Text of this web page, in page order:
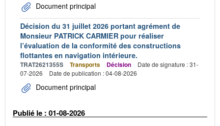
Document principal
Décision du 31 juillet 2026 portant agrément de
Monsieur PATRICK CARMIER pour réaliser
l’évaluation de la conformité des constructions
flottantes en navigation intérieure.
TRAT2621355S Transports Décision
Date de signature : 31-
07-2026
Date de publication : 04-08-2026
Document principal
Publié le : 01-08-2026